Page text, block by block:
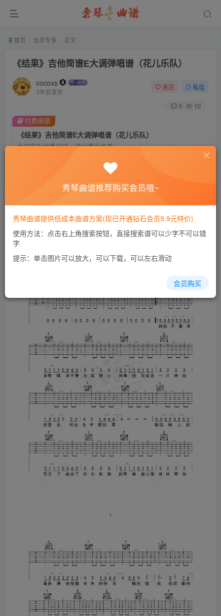
首页 会员专享 正文
《结果》吉他简谱E大调弹唱谱（花儿乐队）
cocoxs
3年前发布
关注 私信
0 10
《结果》吉他简谱E大调弹唱谱（花儿乐队）
此内容为付费阅读，请付费后查看
会员专属资源
黄金会员免费 钻石会员
开通会员
付费阅读
秀琴曲谱推荐购买会员哦~
秀琴曲谱提供低成本曲谱方案(现已开通钻石会员9.9元特价)
使用方法：点击右上角搜索按钮，直接搜索谱可以少字不可以错
字
提示：单击图片可以放大，可以下载，可以左右滑动
会员购买